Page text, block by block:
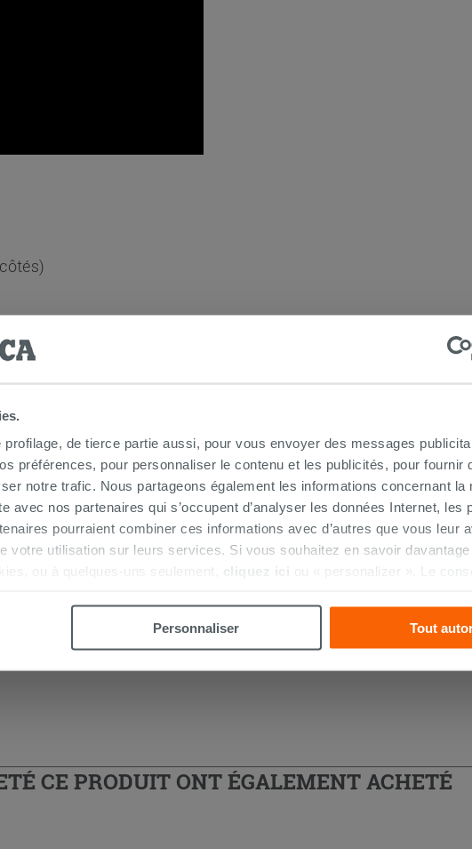
de tierce partie aussi, pour vous envoyer des messages
préférences, pour personnaliser le contenu et les publicités, pour fournir
notre trafic. Nous partageons également les informations concernant la
avec nos partenaires qui s’occupent d’analyser les données Internet, les
pourraient combiner ces informations avec d’autres que vous leur
votre utilisation sur leurs services. Si vous souhaitez en savoir
ou à quelques-uns seulement,
cliquez ici ou « personalizer ». Le
Personnaliser
Tout
facile :
douche d'angle
CE PRODUIT ONT ÉGALEMENT ACHETÉ